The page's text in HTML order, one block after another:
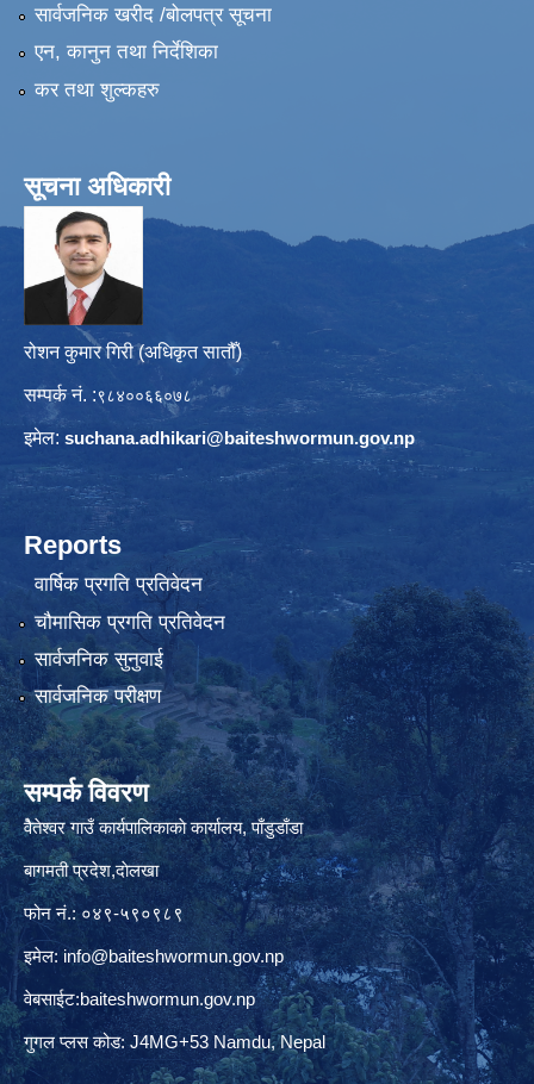
सार्वजनिक खरीद /बोलपत्र सूचना
एन, कानुन तथा निर्देशिका
कर तथा शुल्कहरु
सूचना अधिकारी
रोशन कुमार गिरी (अधिकृत सातौँ)
सम्पर्क नं. :९८४००६६०७८
इमेल: suchana.adhikari@baiteshwormun.gov.np
Reports
वार्षिक प्रगति प्रतिवेदन
चौमासिक प्रगति प्रतिवेदन
सार्वजनिक सुनुवाई
सार्वजनिक परीक्षण
सम्पर्क विवरण
वैेतेश्वर गाउँ कार्यपालिकाकाे कार्यालय, पाँडुडाँडा
बागमती‌ प्रदेश,दाेलखा
फोन नं.: ०४९-५९०९८९
इमेल: info@baiteshwormun.gov.np
वेबसाईट:baiteshwormun.gov.np
गुगल प्लस कोड: J4MG+53 Namdu, Nepal